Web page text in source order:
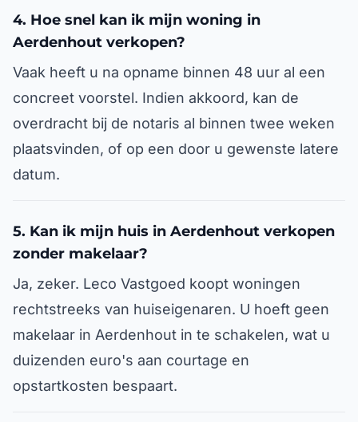
4. Hoe snel kan ik mijn woning in
Aerdenhout verkopen?
Vaak heeft u na opname binnen 48 uur al een
concreet voorstel. Indien akkoord, kan de
overdracht bij de notaris al binnen twee weken
plaatsvinden, of op een door u gewenste latere
datum.
5. Kan ik mijn huis in Aerdenhout verkopen
zonder makelaar?
Ja, zeker. Leco Vastgoed koopt woningen
rechtstreeks van huiseigenaren. U hoeft geen
makelaar in Aerdenhout in te schakelen, wat u
duizenden euro's aan courtage en
opstartkosten bespaart.